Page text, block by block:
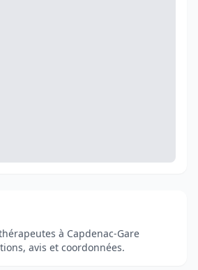
à Capdenac-Gare
avis et coordonnées.